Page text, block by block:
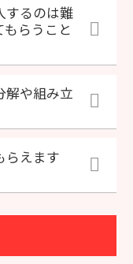
するのは難
もらうこと
解や組み立
らえます